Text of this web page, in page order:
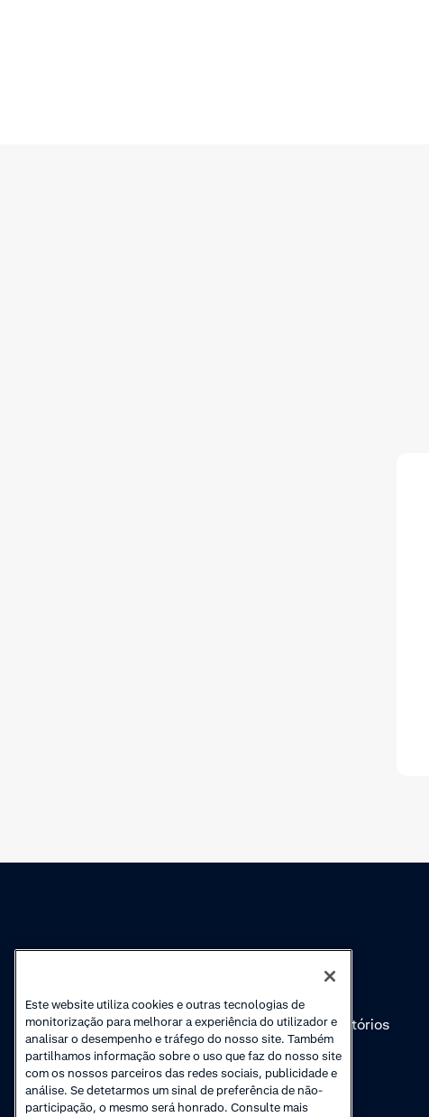
Atualizações de
produto
Vídeos introdutórios
'Como'
Este website utiliza cookies e outras tecnologias de
monitorização para melhorar a experiência do utilizador e
analisar o desempenho e tráfego do nosso site. Também
partilhamos informação sobre o uso que faz do nosso site
com os nossos parceiros das redes sociais, publicidade e
análise. Se detetarmos um sinal de preferência de não-
participação, o mesmo será honrado. Consulte mais